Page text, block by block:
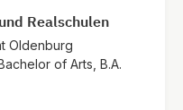
Realschulen
Oldenburg
of Arts, B.A.